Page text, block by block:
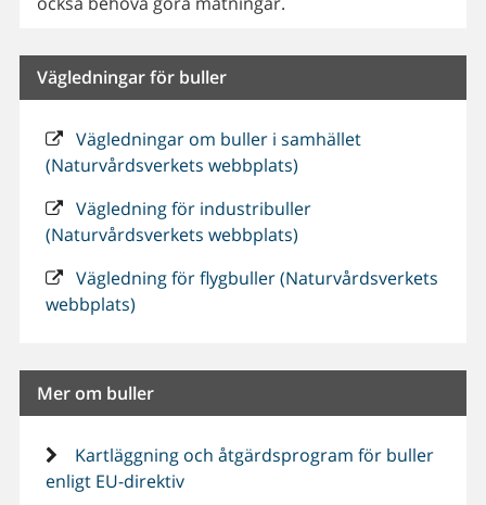
Vägledningar för buller
Vägledningar om buller i samhället
(Naturvårdsverkets webbplats)
Vägledning för industribuller
(Naturvårdsverkets webbplats)
Vägledning för flygbuller (Naturvårdsverkets
webbplats)
Mer om buller
Kartläggning och åtgärdsprogram för buller
enligt EU-direktiv